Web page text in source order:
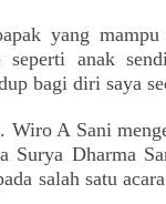
yang mampu
seperti anak
bagi diri saya
Wiro A Sani
Surya Dharma
salah satu